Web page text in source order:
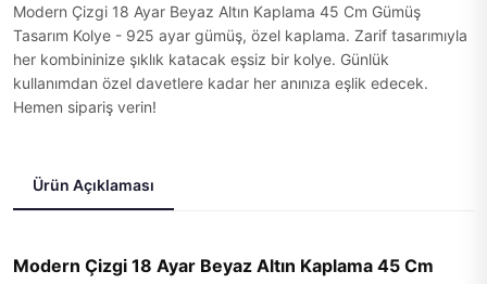
Modern Çizgi 18 Ayar Beyaz Altın Kaplama 45 Cm Gümüş
Tasarım Kolye - 925 ayar gümüş, özel kaplama. Zarif tasarımıyla
her kombininize şıklık katacak eşsiz bir kolye. Günlük
kullanımdan özel davetlere kadar her anınıza eşlik edecek.
Hemen sipariş verin!
Ürün Açıklaması
Modern Çizgi 18 Ayar Beyaz Altın Kaplama 45 Cm